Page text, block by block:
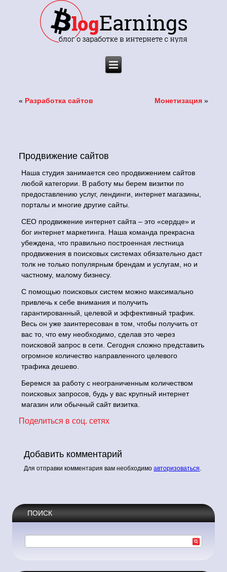
« Разработка сайтов Монетизация»
Продвижение сайтов
Наша студия занимается сео продвижением сайтов
любой категории. В работу мы берем визитки по
предоставлению услуг, лендинги, интернет магазины,
порталы и многие другие сайты.
СЕО продвижение интернет сайта – это «сердце» и
бог интернет маркетинга. Наша команда прекрасна
убеждена, что правильно построенная лестница
продвижения в поисковых системах обязательно даст
толк не только популярным брендам и услугам, но и
частному, малому бизнесу.
С помощью поисковых систем можно максимально
привлечь к себе внимания и получить
гарантированный, целевой и эффективный трафик.
Весь он уже заинтересован в том, чтобы получить от
вас то, что ему необходимо, сделав это через
поисковой запрос в сети. Сегодня сложно представить
огромное количество направленного целевого
трафика дешево.
Беремся за работу с неограниченным количеством
поисковых запросов, будь у вас крупный интернет
магазин или обычный сайт визитка.
Поделиться в соц. сетях
Добавить комментарий
Для отправки комментария вам необходимоавторизоваться.
ПОИСК